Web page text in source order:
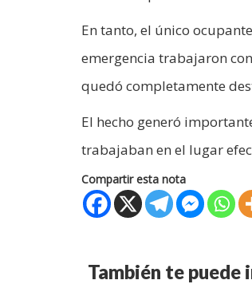
En tanto, el único
emergencia trabajaron
quedó completamente
El hecho generó
trabajaban en el lugar
Compartir esta nota
También te puede